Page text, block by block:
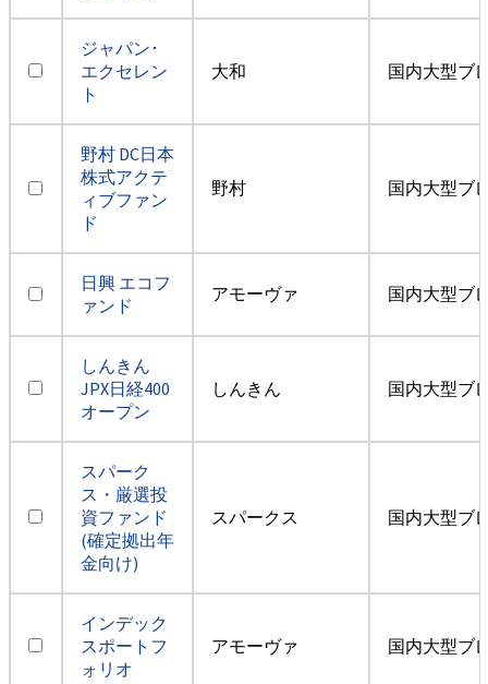
ジャパン･
エクセレン
ト
大和 国内大型ブ
野村 DC日本
株式アクテ
ィブファン
ド
野村 国内大型ブ
日興 エコフ
ァンド
アモーヴァ 国内大型ブ
しんきん
JPX日経400
オープン
しんきん 国内大型ブ
スパーク
ス・厳選投
資ファンド
(確定拠出年
金向け)
スパークス 国内大型ブ
インデック
スポートフ
ォリオ
アモーヴァ 国内大型ブ